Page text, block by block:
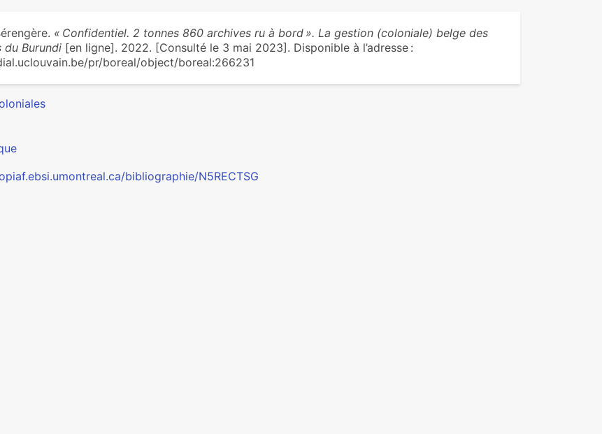
« Confidentiel. 2 tonnes 860 archives ru à bord ». La gestion (coloniale) belge des
du Burundi [en ligne]. 2022. [Consulté le 3 mai 2023]. Disponible à l’adresse :
pr/boreal/object/boreal:266231
bibliographie/N5RECTSG